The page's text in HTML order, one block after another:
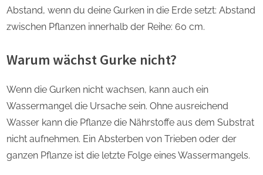
Abstand, wenn du deine Gurken in die Erde setzt: Abstand
zwischen Pflanzen innerhalb der Reihe: 60 cm.
Warum wächst Gurke nicht?
Wenn die Gurken nicht wachsen, kann auch ein
Wassermangel die Ursache sein. Ohne ausreichend
Wasser kann die Pflanze die Nährstoffe aus dem Substrat
nicht aufnehmen. Ein Absterben von Trieben oder der
ganzen Pflanze ist die letzte Folge eines Wassermangels.